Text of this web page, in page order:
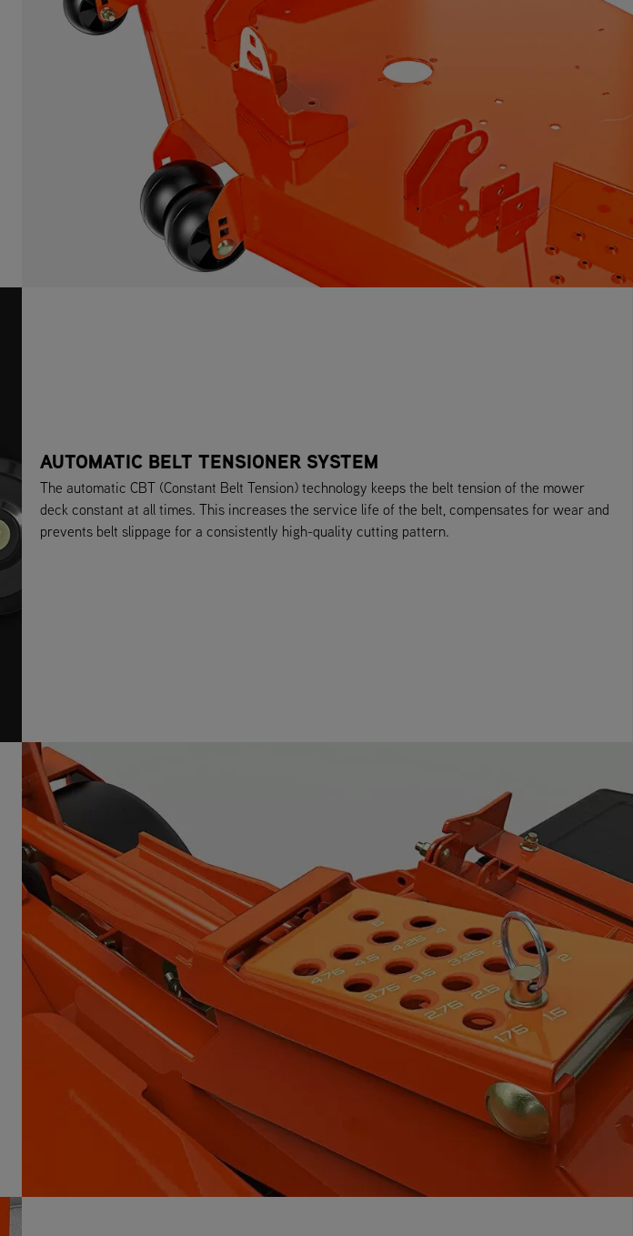
AUTOMATIC BELT TENSIONER SYSTEM
The automatic CBT (Constant Belt Tension) technology keeps the belt tension of the mower
deck constant at all times. This increases the service life of the belt, compensates for wear and
prevents belt slippage for a consistently high-quality cutting pattern.